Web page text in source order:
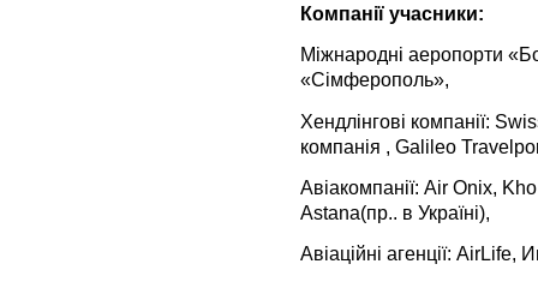
Компанії учасники:
Міжнародні аеропорти
«Сімферополь»,
Хендлінгові компанії:
компанія , Galileo
Авіакомпанії: Air Onix,
Astana(пр.. в Україні),
Авіаційні агенції: